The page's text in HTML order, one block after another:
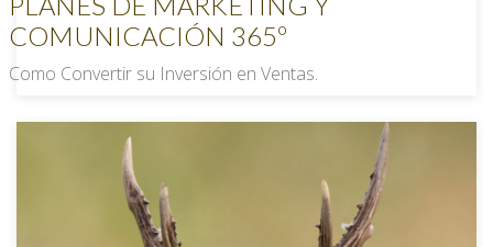
COMUNICACIÓN 365º
Como Convertir su Inversión en Ventas.